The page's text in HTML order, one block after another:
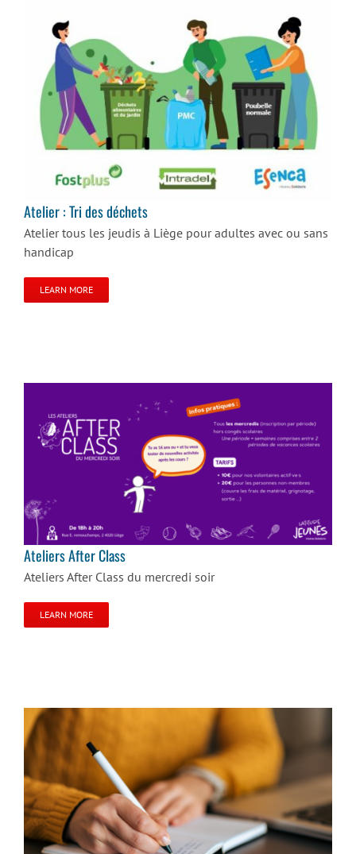
Atelier : Tri des déchets
Atelier : Tri des déchets
Atelier tous les jeudis à Liège pour adultes avec ou sans
handicap
LEARN MORE
Ateliers After Class
Ateliers After Class
Ateliers After Class du mercredi soir
LEARN MORE
Ma vie, c’est ma vie …